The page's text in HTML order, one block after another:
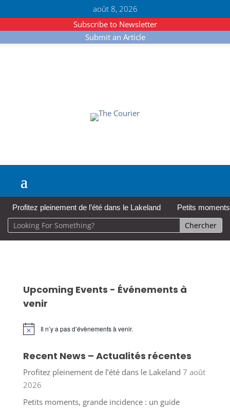
août 8, 2026
Subscribe to Newsletter
Submit an Article
Profitez pleinement de l’été dans le Lakeland Petits
Upcoming Events - Événements à
venir
Notice Il n’y a pas d’évènements à venir.
Recent News – Actualités récentes
Profitez pleinement de l’été dans le Lakeland 7 août
2026
Petits moments, grande incidence : un guide